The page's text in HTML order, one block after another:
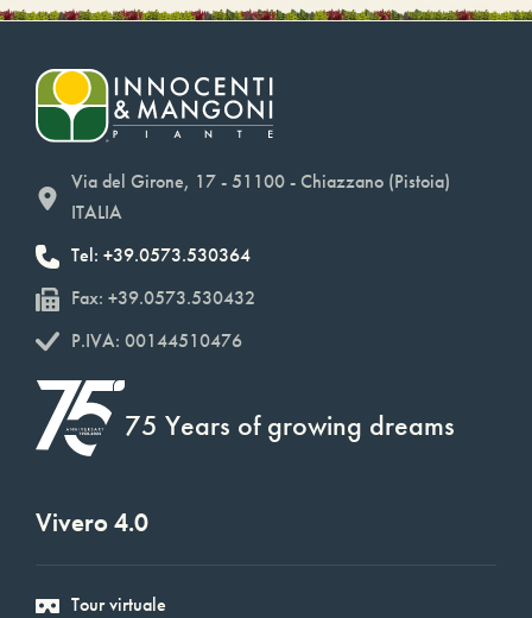
Via del Girone, 17 - 51100 - Chiazzano (Pistoia)
ITALIA
Tel: +39.0573.530364
Fax: +39.0573.530432
P.IVA: 00144510476
75 Years of growing dreams
Vivero 4.0
Tour virtuale